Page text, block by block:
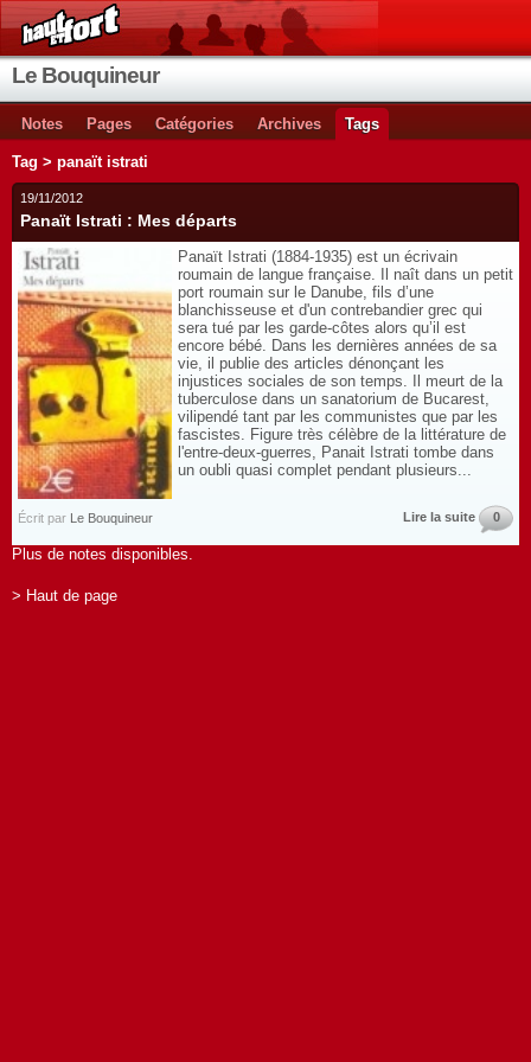
Le Bouquineur
Notes Pages Catégories Archives Tags
Tag > panaït istrati
19/11/2012
Panaït Istrati : Mes départs
Panaït Istrati (1884-1935) est un écrivain
roumain de langue française. Il naît dans un petit
port roumain sur le Danube, fils d’une
blanchisseuse et d'un contrebandier grec qui
sera tué par les garde-côtes alors qu’il est
encore bébé. Dans les dernières années de sa
vie, il publie des articles dénonçant les
injustices sociales de son temps. Il meurt de la
tuberculose dans un sanatorium de Bucarest,
vilipendé tant par les communistes que par les
fascistes. Figure très célèbre de la littérature de
l'entre-deux-guerres, Panait Istrati tombe dans
un oubli quasi complet pendant plusieurs...
Écrit par Le Bouquineur Lire la suite 0
Plus de notes disponibles.
> Haut de page